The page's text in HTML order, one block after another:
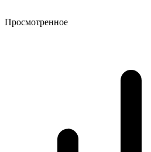
Просмотренное